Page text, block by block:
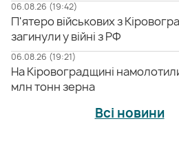
06.08.26 (19:42)
П'ятеро військових з
загинули у війні з РФ
06.08.26 (19:21)
На Кіровоградщині
млн тонн зерна
Всі новини